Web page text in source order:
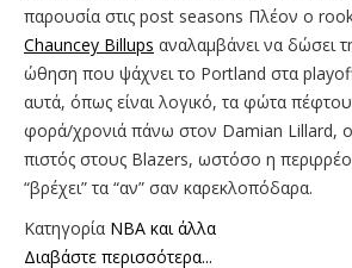
παρουσία στις post seasons Πλέον ο
Chauncey Billups αναλαμβάνει να δώσει
ώθηση που ψάχνει το Portland στα
αυτά, όπως είναι λογικό, τα φώτα
φορά/χρονιά πάνω στον Damian Lillard,
πιστός στους Blazers, ωστόσο η
“βρέχει” τα “αν” σαν καρεκλοπόδαρα.
Κατηγορία NBA και άλλα
Διαβάστε περισσότερα...